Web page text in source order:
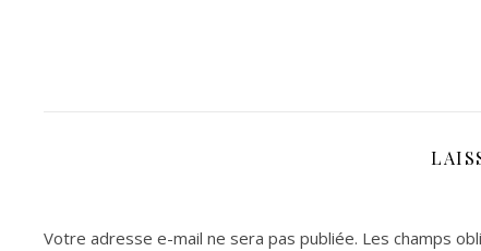
Votre adresse e-mail ne sera pas publiée. Les champs